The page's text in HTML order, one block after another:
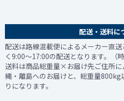
配送・送料に
配送は路線混載便によるメーカー直
く9:00～17:00の配送となります。（
送料は商品総重量×お届け先ご住所
縄・離島へのお届けと、総重量800kg
りになります。